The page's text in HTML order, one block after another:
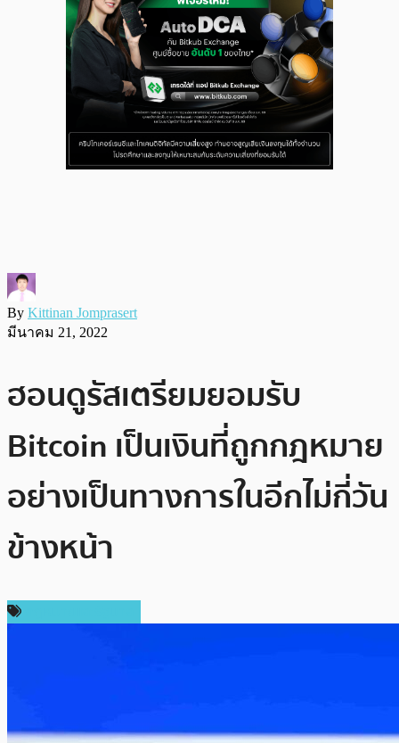
By Kittinan Jomprasert
มีนาคม 21, 2022
ฮอนดูรัสเตรียมยอมรับ
Bitcoin เป็นเงินที่ถูกกฎหมาย
อย่างเป็นทางการในอีกไม่กี่วัน
ข้างหน้า